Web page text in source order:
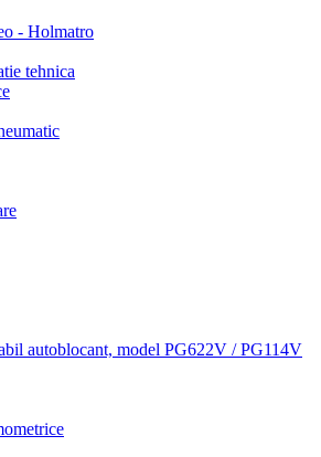
- Holmatro
tehnica
autoblocant, model PG622V / PG114V